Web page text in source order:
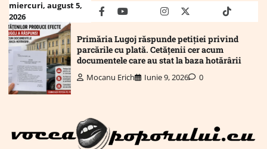
Skip
content
miercuri, august 5,
2026
facebookyoutubeMailinstagram
twitter truthtiktok
Primăria Lugoj răspunde petiției privind
parcările cu plată. Cetățenii cer acum
documentele care au stat la baza hotărârii
Mocanu Erich Iunie 9, 2026 0